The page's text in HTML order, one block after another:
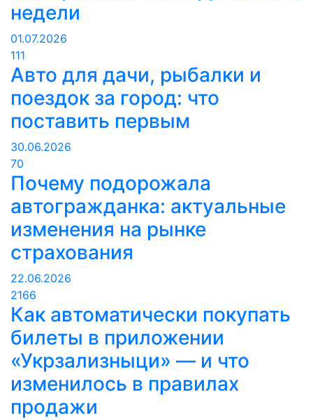
недели
01.07.2026
111
Авто для дачи, рыбалки и
поездок за город: что
поставить первым
30.06.2026
70
Почему подорожала
автогражданка: актуальные
изменения на рынке
страхования
22.06.2026
2166
Как автоматически покупать
билеты в приложении
«Укрзализныци» — и что
изменилось в правилах
продажи